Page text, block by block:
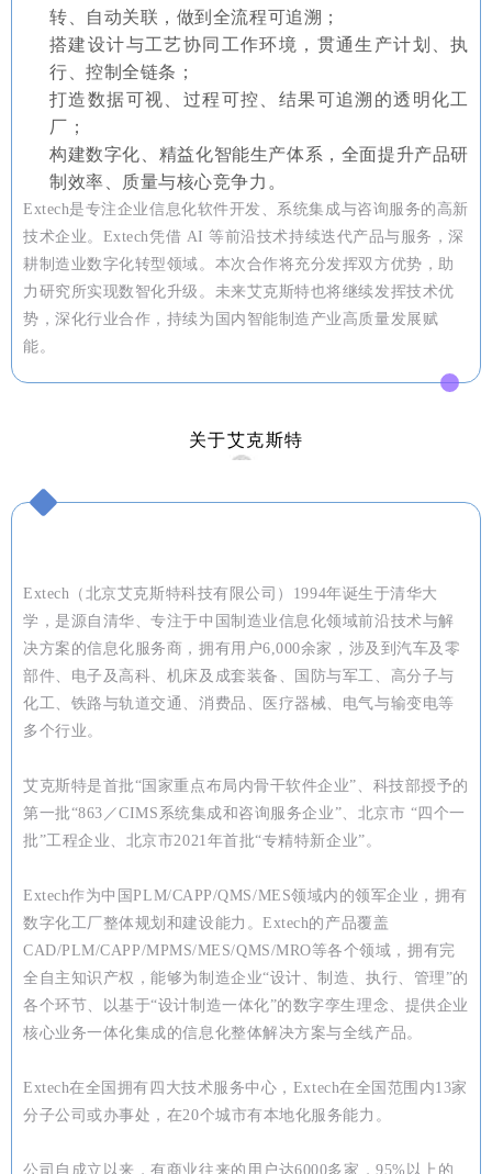
转、自动关联，做到全流程可追溯；
搭建设计与工艺协同工作环境，贯通生产计划、执
行、控制全链条；
打造数据可视、过程可控、结果可追溯的透明化工
厂；
构建数字化、精益化智能生产体系，全面提升产品研
制效率、质量与核心竞争力。
Extech是专注企业信息化软件开发、系统集成与咨询服务的高新
技术企业。Extech凭借 AI 等前沿技术持续迭代产品与服务，深
耕制造业数字化转型领域。本次合作将充分发挥双方优势，助
力研究所实现数智化升级。未来艾克斯特也将继续发挥技术优
势，深化行业合作，持续为国内智能制造产业高质量发展赋
能。
关于艾克斯特
Extech（北京艾克斯特科技有限公司）1994年诞生于清华大
学，是源自清华、专注于中国制造业信息化领域前沿技术与解
决方案的信息化服务商，拥有用户6,000余家，涉及到汽车及零
部件、电子及高科、机床及成套装备、国防与军工、高分子与
化工、铁路与轨道交通、消费品、医疗器械、电气与输变电等
多个行业。
艾克斯特是首批“国家重点布局内骨干软件企业”、科技部授予的
第一批“863／CIMS系统集成和咨询服务企业”、北京市 “四个一
批”工程企业、北京市2021年首批“专精特新企业”。
Extech作为中国PLM/CAPP/QMS/MES领域内的领军企业，拥有
数字化工厂整体规划和建设能力。Extech的产品覆盖
CAD/PLM/CAPP/MPMS/MES/QMS/MRO等各个领域，拥有完
全自主知识产权，能够为制造企业“设计、制造、执行、管理”的
各个环节、以基于“设计制造一体化”的数字孪生理念、提供企业
核心业务一体化集成的信息化整体解决方案与全线产品。
Extech在全国拥有四大技术服务中心，Extech在全国范围内13家
分子公司或办事处，在20个城市有本地化服务能力。
公司自成立以来，有商业往来的用户达6000多家，95%以上的